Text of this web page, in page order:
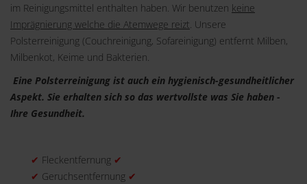
im Reinigungsmittel enthalten haben. Wir benutzen keine
Imprägnierung welche die Atemwege reizt. Unsere
Polsterreinigung (Couchreinigung, Sofareinigung) entfernt Milben,
Milbenkot, Keime und Bakterien.
Eine Polsterreinigung ist auch ein hygienisch-gesundheitlicher
Aspekt. Sie erhalten sich so das wertvollste was Sie haben -
Ihre Gesundheit.
✔ Fleckentfernung ✔
✔ Geruchsentfernung ✔